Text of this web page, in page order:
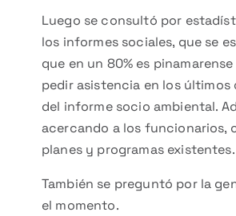
Luego se consultó por
los informes sociales, que se
que en un 80% es
pedir asistencia en los últimos
del informe socio ambiental.
acercando a los funcionarios,
planes y programas existentes.
También se preguntó por la
el momento.